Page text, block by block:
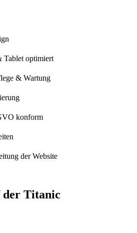
Tablet optimiert
& Wartung
konform
der Website
der Titanic